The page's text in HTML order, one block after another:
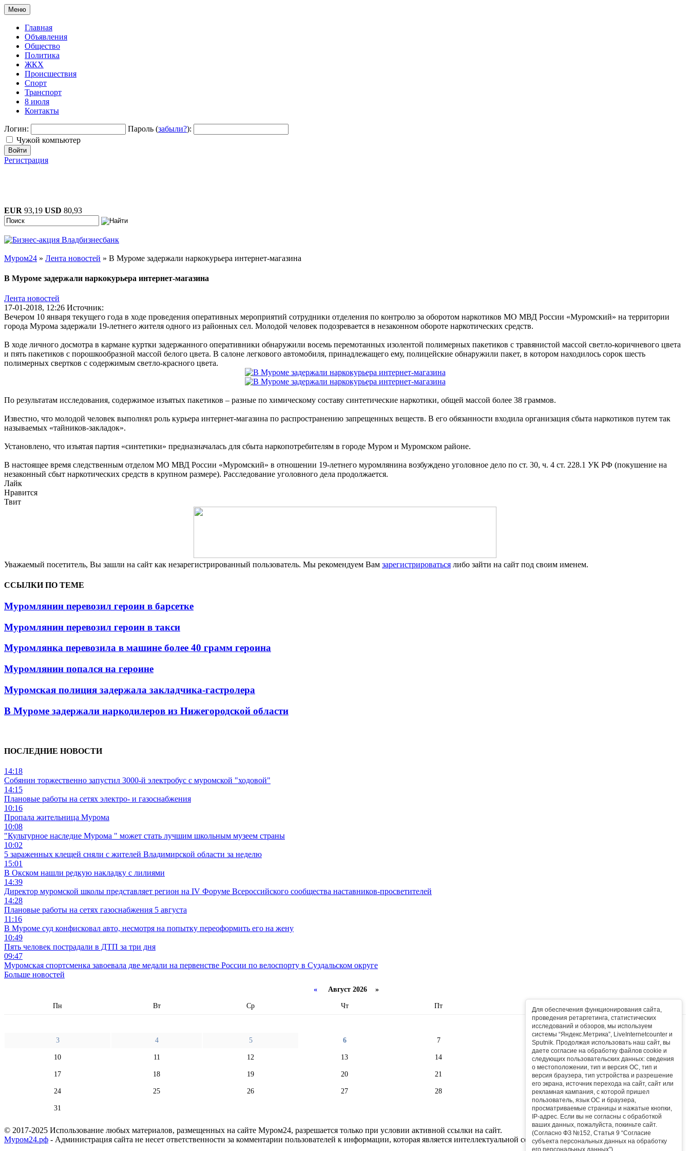
Для обеспечения функционирования сайта,
проведения ретаргетинга, статистических
исследований и обзоров, мы используем
системы “Яндекс.Метрика”, LiveInternetcounter и
Sputnik. Продолжая использовать наш сайт, вы
даете согласие на обработку файлов cookie и
следующих пользовательских данных: сведения
о местоположении, тип и версия ОС, тип и
версия браузера, тип устройства и разрешение
его экрана, источник перехода на сайт, сайт или
рекламная кампания, с которой пришел
пользователь, язык ОС и браузера,
просматриваемые страницы и нажатые кнопки,
IP-адрес. Если вы не согласны с обработкой
ваших данных, пожалуйста, покиньте сайт.
(Согласно ФЗ №152, Статья 9 “Согласие
субъекта персональных данных на обработку
его персональных данных”).
Меню
Главная
Объявления
Общество
Политика
ЖКХ
Происшествия
Спорт
Транспорт
8 июля
Контакты
Логин: Пароль (забыли?):
Чужой компьютер
Войти
Регистрация
EUR 93,19 USD 80,93
Муром24 » Лента новостей » В Муроме задержали наркокурьера интернет-магазина
В Муроме задержали наркокурьера интернет-магазина
Лента новостей
17-01-2018, 12:26 Источник:
Вечером 10 января текущего года в ходе проведения оперативных мероприятий сотрудники отделения по контролю за оборотом наркотиков МО МВД России «Муромский» на территории
города Мурома задержали 19-летнего жителя одного из районных сел. Молодой человек подозревается в незаконном обороте наркотических средств.
В ходе личного досмотра в кармане куртки задержанного оперативники обнаружили восемь перемотанных изолентой полимерных пакетиков с травянистой массой светло-коричневого цвета
и пять пакетиков с порошкообразной массой белого цвета. В салоне легкового автомобиля, принадлежащего ему, полицейские обнаружили пакет, в котором находилось сорок шесть
полимерных свертков с содержимым светло-красного цвета.
По результатам исследования, содержимое изъятых пакетиков – разные по химическому составу синтетические наркотики, общей массой более 38 граммов.
Известно, что молодой человек выполнял роль курьера интернет-магазина по распространению запрещенных веществ. В его обязанности входила организация сбыта наркотиков путем так
называемых «тайников-закладок».
Установлено, что изъятая партия «синтетики» предназначалась для сбыта наркопотребителям в городе Муром и Муромском районе.
В настоящее время следственным отделом МО МВД России «Муромский» в отношении 19-летнего муромлянина возбуждено уголовное дело по ст. 30, ч. 4 ст. 228.1 УК РФ (покушение на
незаконный сбыт наркотических средств в крупном размере). Расследование уголовного дела продолжается.
Лайк
Нравится
Твит
Уважаемый посетитель, Вы зашли на сайт как незарегистрированный пользователь. Мы рекомендуем Вам зарегистрироваться либо зайти на сайт под своим именем.
ССЫЛКИ ПО ТЕМЕ
Муромлянин перевозил героин в барсетке
Муромлянин перевозил героин в такси
Муромлянка перевозила в машине более 40 грамм героина
Муромлянин попался на героине
Муромская полиция задержала закладчика-гастролера
В Муроме задержали наркодилеров из Нижегородской области
ПОСЛЕДНИЕ НОВОСТИ
14:18
Собянин торжественно запустил 3000-й электробус с муромской "ходовой"
14:15
Плановые работы на сетях электро- и газоснабжения
10:16
Пропала жительница Мурома
10:08
"Культурное наследие Мурома " может стать лучшим школьным музеем страны
10:02
5 зараженных клещей сняли с жителей Владимирской области за неделю
15:01
В Окском нашли редкую накладку с лилиями
14:39
Директор муромской школы представляет регион на IV Форуме Всероссийского сообщества наставников-просветителей
14:28
Плановые работы на сетях газоснабжения 5 августа
11:16
В Муроме суд конфисковал авто, несмотря на попытку переоформить его на жену
10:49
Пять человек пострадали в ДТП за три дня
09:47
Муромская спортсменка завоевала две медали на первенстве России по велоспорту в Суздальском округе
Больше новостей
« Август 2026 »
Пн Вт Ср Чт Пт Сб
1 2
3 4 5 6 7 8 9
10 11 12 13 14 15 16
17 18 19 20 21 22 23
24 25 26 27 28 29 30
31
© 2017-2025 Использование любых материалов, размещенных на сайте Муром24, разрешается только при условии активной ссылки на сайт.
Муром24.рф - Администрация сайта не несет ответственности за комментарии пользователей к информации, которая является интеллектуальной собственностью сайта.